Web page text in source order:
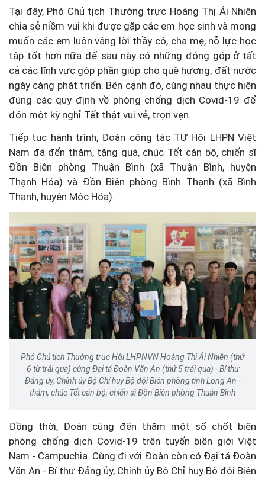
Tại đây, Phó Chủ tịch Thường trực Hoàng Thị Ái Nhiên
chia sẻ niềm vui khi được gặp các em học sinh và mong
muốn các em luôn vâng lời thầy cô, cha mẹ, nỗ lực học
tập tốt hơn nữa để sau này có những đóng góp ở tất
cả các lĩnh vực góp phần giúp cho quê hương, đất nước
ngày càng phát triển. Bên cạnh đó, cùng nhau thực hiện
đúng các quy định về phòng chống dịch Covid-19 để
đón một kỳ nghỉ Tết thật vui vẻ, trọn vẹn.
Tiếp tục hành trình, Đoàn công tác TƯ Hội LHPN Việt
Nam đã đến thăm, tặng quà, chúc Tết cán bộ, chiến sĩ
Đồn Biên phòng Thuận Bình (xã Thuận Bình, huyện
Thạnh Hóa) và Đồn Biên phòng Bình Thạnh (xã Bình
Thạnh, huyện Mộc Hóa).
Phó Chủ tịch Thường trực Hội LHPNVN Hoàng Thị Ái Nhiên (thứ
6 từ trái qua) cùng Đại tá Đoàn Văn An (thứ 5 trái qua) - Bí thư
Đảng ủy, Chính ủy Bộ Chỉ huy Bộ đội Biên phòng tỉnh Long An -
thăm, chúc Tết cán bộ, chiến sĩ Đồn Biên phòng Thuận Bình
Đồng thời, Đoàn cũng đến thăm một số chốt biên
phòng chống dịch Covid-19 trên tuyến biên giới Việt
Nam - Campuchia. Cùng đi với Đoàn còn có Đại tá Đoàn
Văn An - Bí thư Đảng ủy, Chính ủy Bộ Chỉ huy Bộ đội Biên